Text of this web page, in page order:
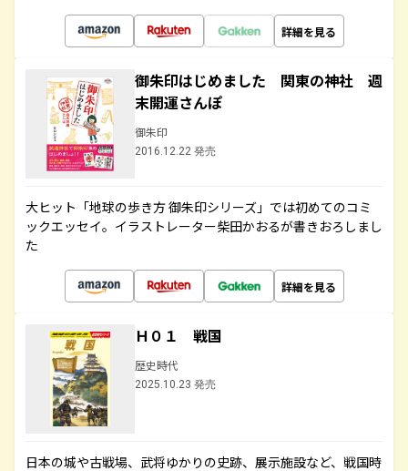
詳細を見る
御朱印はじめました 関東の神社 週
末開運さんぽ
御朱印
2016.12.22 発売
大ヒット「地球の歩き方 御朱印シリーズ」では初めてのコミ
ックエッセイ。イラストレーター柴田かおるが書きおろしまし
た
詳細を見る
Ｈ０１ 戦国
歴史時代
2025.10.23 発売
日本の城や古戦場、武将ゆかりの史跡、展示施設など、戦国時